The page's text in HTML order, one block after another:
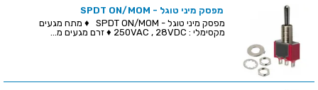
מפסק מיני טוגל - SPDT ON/MOM
מפסק מיני טוגל - SPDT ON/MOM ♦ מתח מגעים
מקסימלי : 250VAC , 28VDC ♦ זרם מגעים מ...